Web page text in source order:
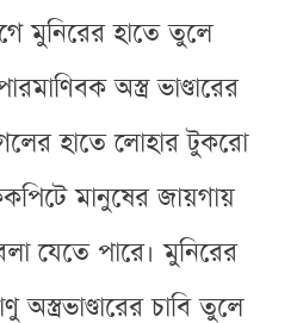
মুনিরের হাতে তুলে
অস্ত্র ভাণ্ডারের
হাতে লোহার টুকরো
মানুষের জায়গায়
যেতে পারে। মুনিরের
চাবি তুলে